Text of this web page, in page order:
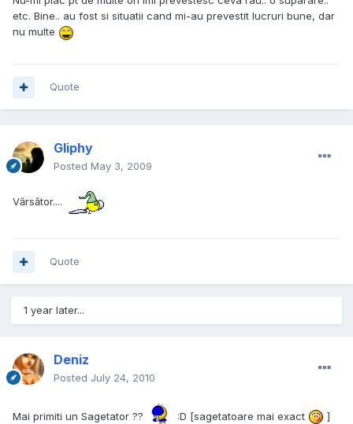
etc. Bine.. au fost si situatii cand mi-au prevestit lucruri bune, dar
nu multe
Quote
Gliphy
Posted May 3, 2009
Vărsător....
Quote
1 year later...
Deniz
Posted July 24, 2010
Mai primiti un Sagetator ?? :D [sagetatoare mai exact ]